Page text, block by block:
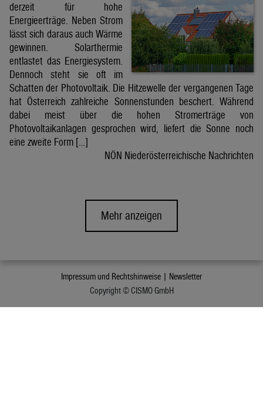
derzeit für hohe
Energieerträge. Neben Strom
lässt sich daraus auch Wärme
gewinnen. Solarthermie
entlastet das Energiesystem.
Dennoch steht sie oft im
Schatten der Photovoltaik. Die Hitzewelle der vergangenen Tage
hat Österreich zahlreiche Sonnenstunden beschert. Während
dabei meist über die hohen Stromerträge von
Photovoltaikanlagen gesprochen wird, liefert die Sonne noch
eine zweite Form […]
NÖN Niederösterreichische Nachrichten
Mehr anzeigen
Impressum und Rechtshinweise | Newsletter
Copyright © CISMO GmbH